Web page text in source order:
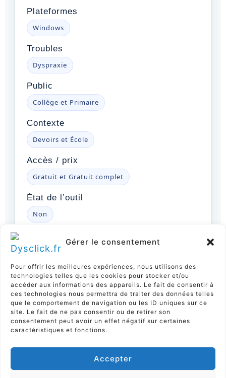
Gérer le consentement
Pour offrir les meilleures expériences, nous utilisons des
technologies telles que les cookies pour stocker et/ou
accéder aux informations des appareils. Le fait de consentir à
ces technologies nous permettra de traiter des données telles
que le comportement de navigation ou les ID uniques sur ce
site. Le fait de ne pas consentir ou de retirer son
consentement peut avoir un effet négatif sur certaines
caractéristiques et fonctions.
Accepter
Plateformes
Windows
Troubles
Dyspraxie
Public
Collège et Primaire
Contexte
Devoirs et École
Accès / prix
Gratuit et Gratuit complet
État de l’outil
Non